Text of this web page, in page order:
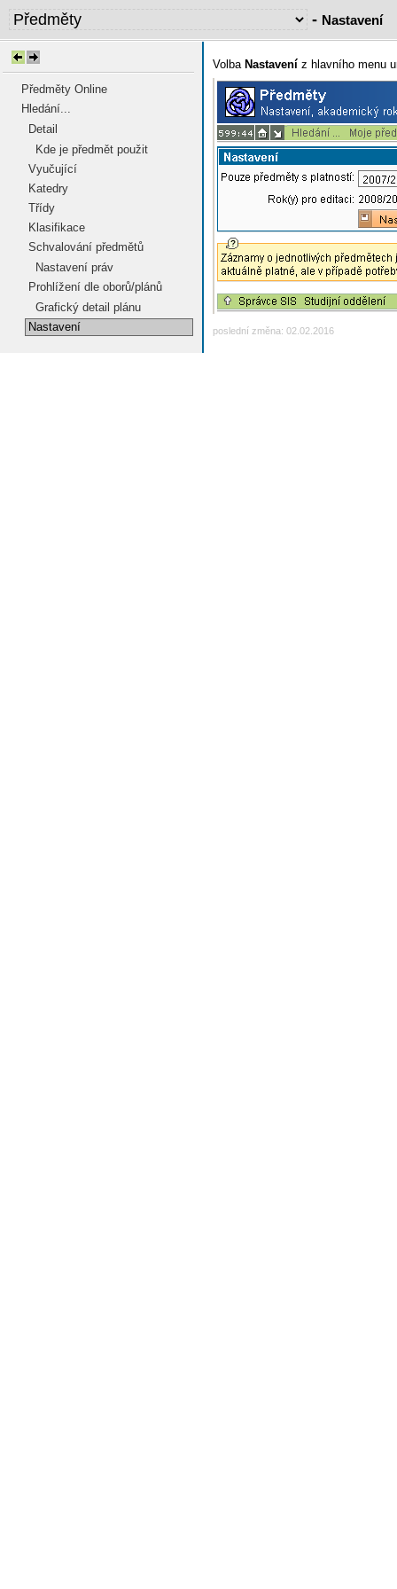
- Nastavení
Předměty Online
Hledání...
Detail
Kde je předmět použit
Vyučující
Katedry
Třídy
Klasifikace
Schvalování předmětů
Nastavení práv
Prohlížení dle oborů/plánů
Grafický detail plánu
Nastavení
Volba Nastavení z hlavního menu
poslední změna: 02.02.2016